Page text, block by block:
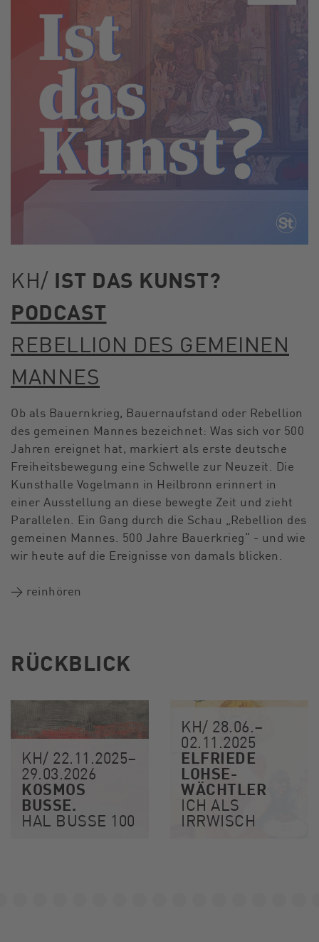
KH/ IST DAS KUNST?
PODCAST
REBELLION DES GEMEINEN
MANNES
Ob als Bauernkrieg, Bauernaufstand oder Rebellion
des gemeinen Mannes bezeichnet: Was sich vor 500
Jahren ereignet hat, markiert als erste deutsche
Freiheitsbewegung eine Schwelle zur Neuzeit. Die
Kunsthalle Vogelmann in Heilbronn erinnert in
einer Ausstellung an diese bewegte Zeit und zieht
Parallelen. Ein Gang durch die Schau „Rebellion des
gemeinen Mannes. 500 Jahre Bauerkrieg“ - und wie
wir heute auf die Ereignisse von damals blicken.
→ reinhören
RÜCKBLICK
KH/ 22.11.2025–
29.03.2026
KOSMOS
BUSSE.
HAL BUSSE 100
KH/ 28.06.–
02.11.2025
ELFRIEDE
LOHSE-
WÄCHTLER
ICH ALS
IRRWISCH